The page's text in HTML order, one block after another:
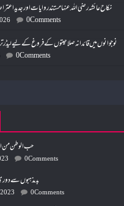
نکاح عائشہ رضی اللہ عنہا مستند روایات اور جدید
0 Comments
نوجوانوں میں قائدانہ صلاحیتوں کے فروغ کے لیے لیڈر
0 Comments
حب الوطن من
0 Comments
بد مذہبوں سے
0 Comments